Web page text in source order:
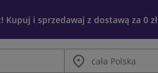
Kupuj i sprzedawaj z dostawą za 0 zł
Miasto